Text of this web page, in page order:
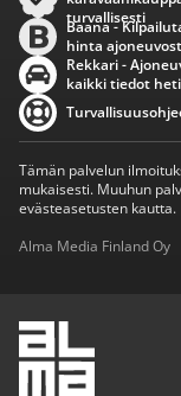
turvallisesti
Baana -
hinta
Rekkari -
kaikki tiedot heti
Tämän palvelun
mukaisesti. Muuhun
evästeasetusten kautta.
Alma Media Finland Oy